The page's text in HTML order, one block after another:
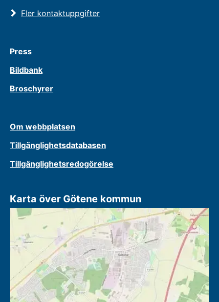
Fler kontaktuppgifter
Press
Bildbank
Broschyrer
Om webbplatsen
Tillgänglighetsdatabasen
Tillgänglighetsredogörelse
Karta över Götene kommun